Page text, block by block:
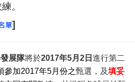
。
單]
發展隊將於2017年5月2 日進行第二
參加2017年5月份之甄選，及填妥